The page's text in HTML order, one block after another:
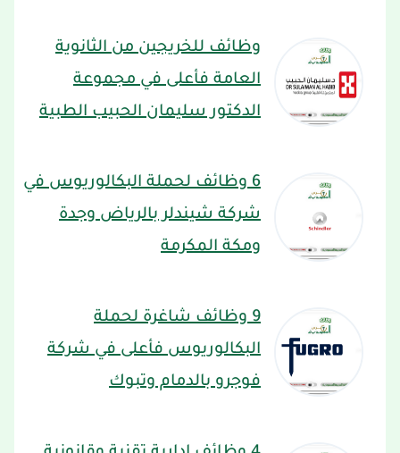
وظائف للخريجين من الثانوية
العامة فأعلى في مجموعة
الدكتور سليمان الحبيب الطبية
6 وظائف لحملة البكالوريوس في
شركة شيندلر بالرياض وجدة
ومكة المكرمة
9 وظائف شاغرة لحملة
البكالوريوس فأعلى في شركة
فوجرو بالدمام وتبوك